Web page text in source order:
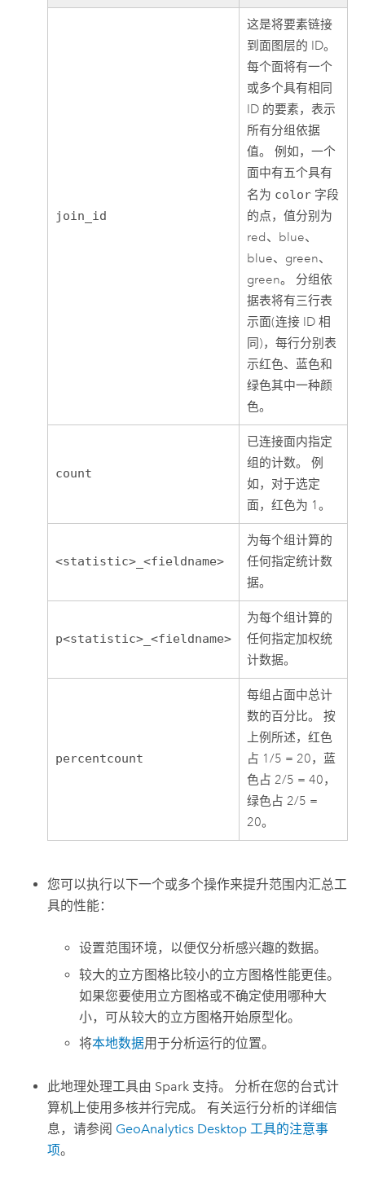
join_id
这是将要素链接
到面图层的 ID。
每个面将有一个
或多个具有相同
ID 的要素，表示
所有分组依据
值。 例如，一个
面中有五个具有
名为 color 字段
的点，值分别为
red、blue、
blue、green、
green。 分组依
据表将有三行表
示面(连接 ID 相
同)，每行分别表
示红色、蓝色和
绿色其中一种颜
色。
count
已连接面内指定
组的计数。 例
如，对于选定
面，红色为 1。
<statistic>_<fieldname>
为每个组计算的
任何指定统计数
据。
p<statistic>_<fieldname>
为每个组计算的
任何指定加权统
计数据。
percentcount
每组占面中总计
数的百分比。 按
上例所述，红色
占 1/5 = 20，蓝
色占 2/5 = 40，
绿色占 2/5 =
20。
您可以执行以下一个或多个操作来提升范围内汇总工
具的性能：
设置范围环境，以便仅分析感兴趣的数据。
较大的立方图格比较小的立方图格性能更佳。
如果您要使用立方图格或不确定使用哪种大
小，可从较大的立方图格开始原型化。
将本地数据用于分析运行的位置。
此地理处理工具由 Spark 支持。 分析在您的台式计
算机上使用多核并行完成。 有关运行分析的详细信
息，请参阅 GeoAnalytics Desktop 工具的注意事
项。